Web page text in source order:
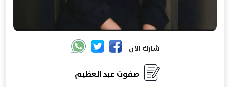
شارك الان
صفوت عبد العظيم